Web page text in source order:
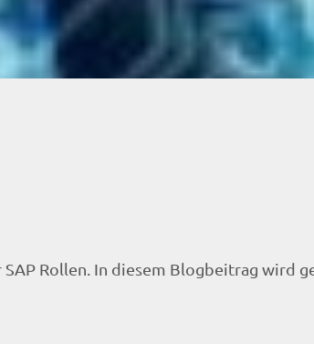
Rollen. In diesem Blogbeitrag wird